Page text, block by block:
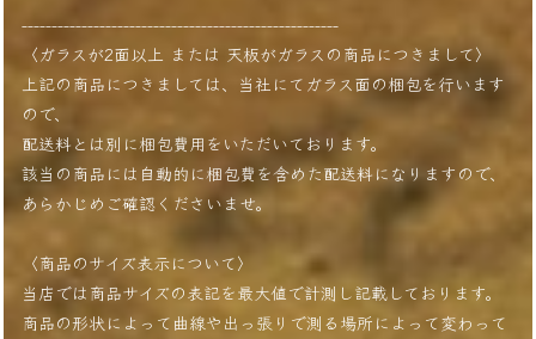
-----------------------------------------------------
〈ガラスが2面以上 または 天板がガラスの商品につきまして〉
上記の商品につきましては、当社にてガラス面の梱包を行います
ので、
配送料とは別に梱包費用をいただいております。
該当の商品には自動的に梱包費を含めた配送料になりますので、
あらかじめご確認くださいませ。
〈商品のサイズ表示について〉
当店では商品サイズの表記を最大値で計測し記載しております。
商品の形状によって曲線や出っ張りで測る場所によって変わって